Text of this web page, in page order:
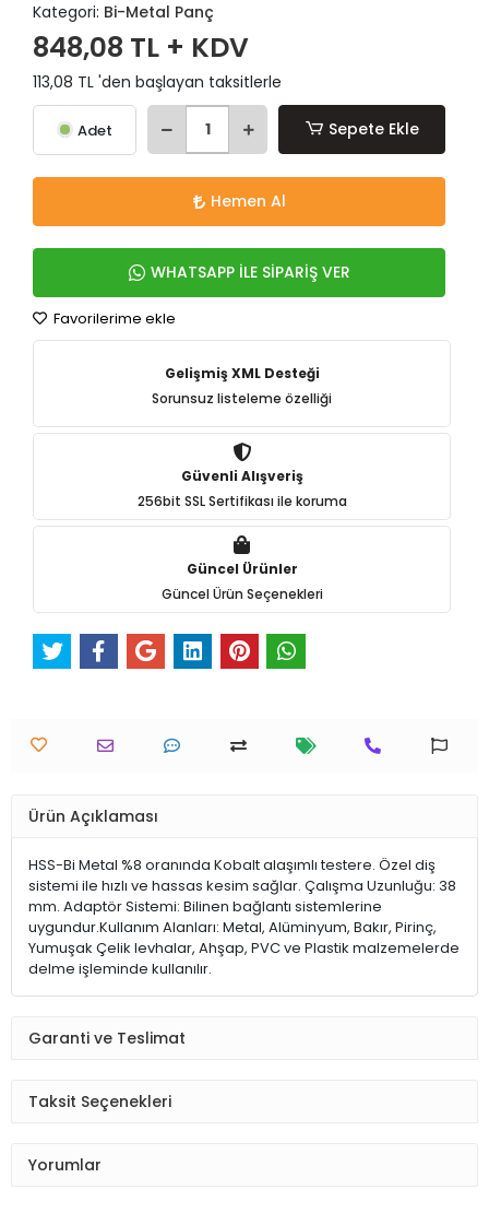
Kategori: Bi-Metal Panç
848,08 TL + KDV
113,08 TL 'den başlayan taksitlerle
Adet Sepete Ekle
Hemen Al
WHATSAPP İLE SİPARİŞ VER
Favorilerime ekle
Gelişmiş XML Desteği
Sorunsuz listeleme özelliği
Güvenli Alışveriş
256bit SSL Sertifikası ile koruma
Güncel Ürünler
Güncel Ürün Seçenekleri
Ürün Açıklaması
HSS-Bi Metal %8 oranında Kobalt alaşımlı testere. Özel diş
sistemi ile hızlı ve hassas kesim sağlar. Çalışma Uzunluğu: 38
mm. Adaptör Sistemi: Bilinen bağlantı sistemlerine
uygundur.Kullanım Alanları: Metal, Alüminyum, Bakır, Pirinç,
Yumuşak Çelik levhalar, Ahşap, PVC ve Plastik malzemelerde
delme işleminde kullanılır.
Garanti ve Teslimat
Taksit Seçenekleri
Yorumlar